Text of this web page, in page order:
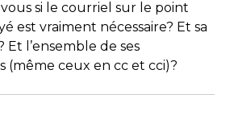
si le courriel sur le point
est vraiment nécessaire? Et sa
Et l’ensemble de ses
(même ceux en cc et cci)?